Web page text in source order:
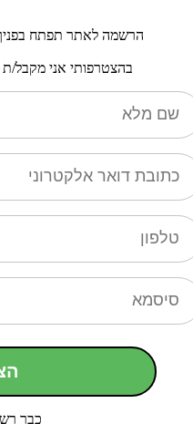
הרשמה לאתר תפתח בפניך
בהצטרפותי אני מקבל/
כבר